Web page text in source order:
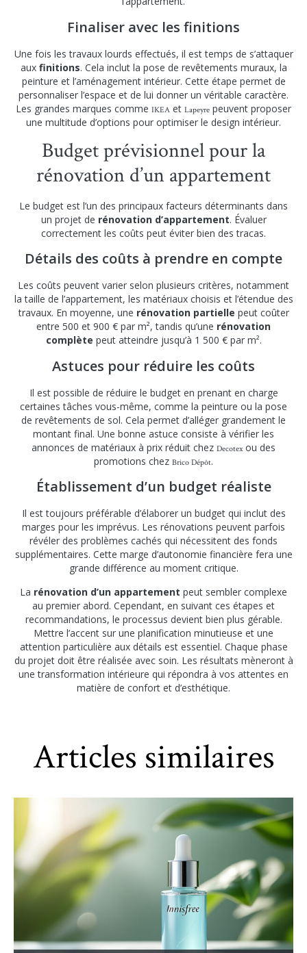
Finaliser avec les finitions
Une fois les travaux lourds effectués, il est temps de s’attaquer
aux finitions. Cela inclut la pose de revêtements muraux, la
peinture et l’aménagement intérieur. Cette étape permet de
personnaliser l’espace et de lui donner un véritable caractère.
Les grandes marques comme IKEA et Lapeyre peuvent proposer
une multitude d’options pour optimiser le design intérieur.
Budget prévisionnel pour la
rénovation d’un appartement
Le budget est l’un des principaux facteurs déterminants dans
un projet de rénovation d’appartement. Évaluer
correctement les coûts peut éviter bien des tracas.
Détails des coûts à prendre en compte
Les coûts peuvent varier selon plusieurs critères, notamment
la taille de l’appartement, les matériaux choisis et l’étendue des
travaux. En moyenne, une rénovation partielle peut coûter
entre 500 et 900 € par m², tandis qu’une rénovation
complète peut atteindre jusqu’à 1 500 € par m².
Astuces pour réduire les coûts
Il est possible de réduire le budget en prenant en charge
certaines tâches vous-même, comme la peinture ou la pose
de revêtements de sol. Cela permet d’alléger grandement le
montant final. Une bonne astuce consiste à vérifier les
annonces de matériaux à prix réduit chez Decotex ou des
promotions chez Brico Dépôt.
Établissement d’un budget réaliste
Il est toujours préférable d’élaborer un budget qui inclut des
marges pour les imprévus. Les rénovations peuvent parfois
révéler des problèmes cachés qui nécessitent des fonds
supplémentaires. Cette marge d’autonomie financière fera une
grande différence au moment critique.
La rénovation d’un appartement peut sembler complexe
au premier abord. Cependant, en suivant ces étapes et
recommandations, le processus devient bien plus gérable.
Mettre l’accent sur une planification minutieuse et une
attention particulière aux détails est essentiel. Chaque phase
du projet doit être réalisée avec soin. Les résultats mèneront à
une transformation intérieure qui répondra à vos attentes en
matière de confort et d’esthétique.
Articles similaires